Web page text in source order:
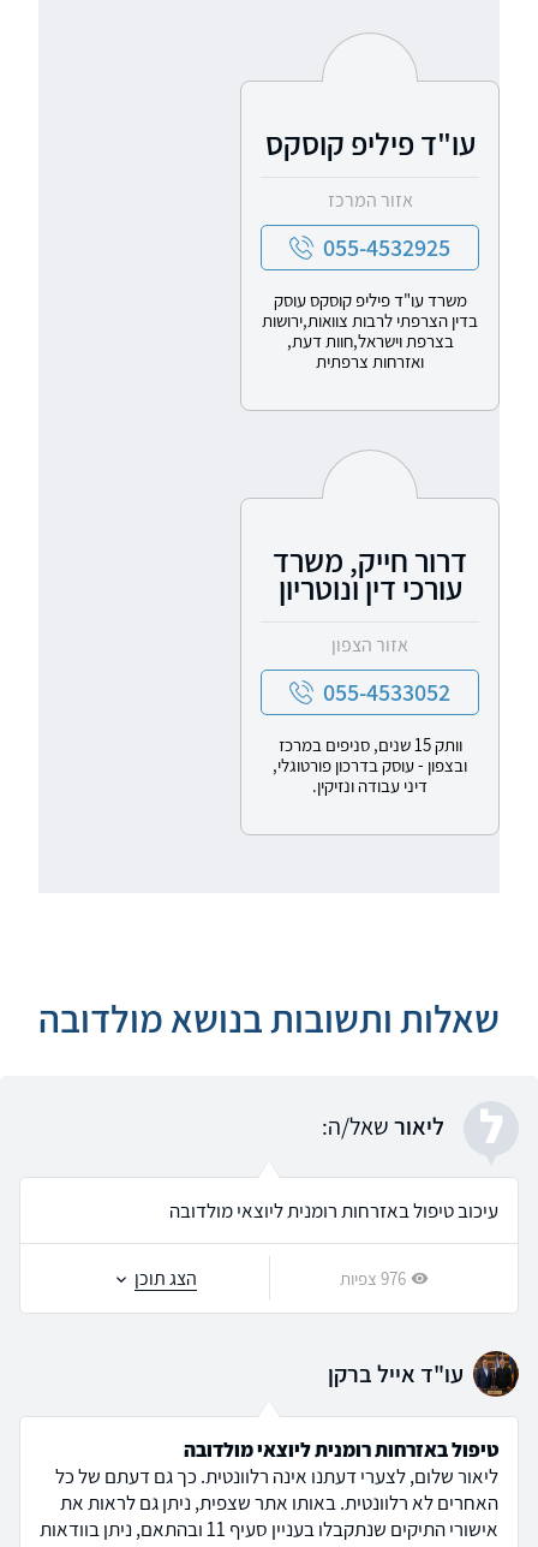
עו"ד פיליפ קוסקס
אזור המרכז
055-4532925
משרד עו"ד פיליפ קוסקס עוסק
בדין הצרפתי לרבות צוואות,ירושות
בצרפת וישראל,חוות דעת,
ואזרחות צרפתית
דרור חייק, משרד
עורכי דין ונוטריון
אזור הצפון
055-4533052
וותק 15 שנים, סניפים במרכז
ובצפון - עוסק בדרכון פורטוגלי,
דיני עבודה ונזיקין.
שאלות ותשובות בנושא מולדובה
ל ליאורשאל/ה:
עיכוב טיפול באזרחות רומנית ליוצאי מולדובה
976 צפיות הצג תוכן
עו"ד אייל ברקן
טיפול באזרחות רומנית ליוצאי מולדובה
ליאור שלום, לצערי דעתנו אינה רלוונטית. כך גם דעתם של כל
האחרים לא רלוונטית. באותו אתר שצפית, ניתן גם לראות את
אישורי התיקים שנתקבלו בעניין סעיף 11 ובהתאם, ניתן בוודאות